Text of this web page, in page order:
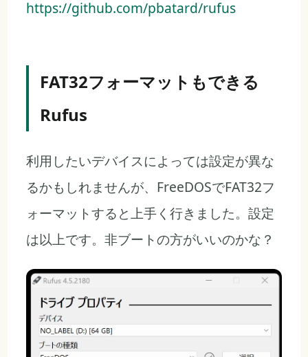
https://github.com/pbatard/rufus
FAT32フォーマットもできる
Rufus
利用したいデバイスによっては設定が異な
るかもしれませんが、FreeDOSでFAT32フ
ォーマットすると上手く行きました。設定
は以上です。非ブートの方がいいのかな？